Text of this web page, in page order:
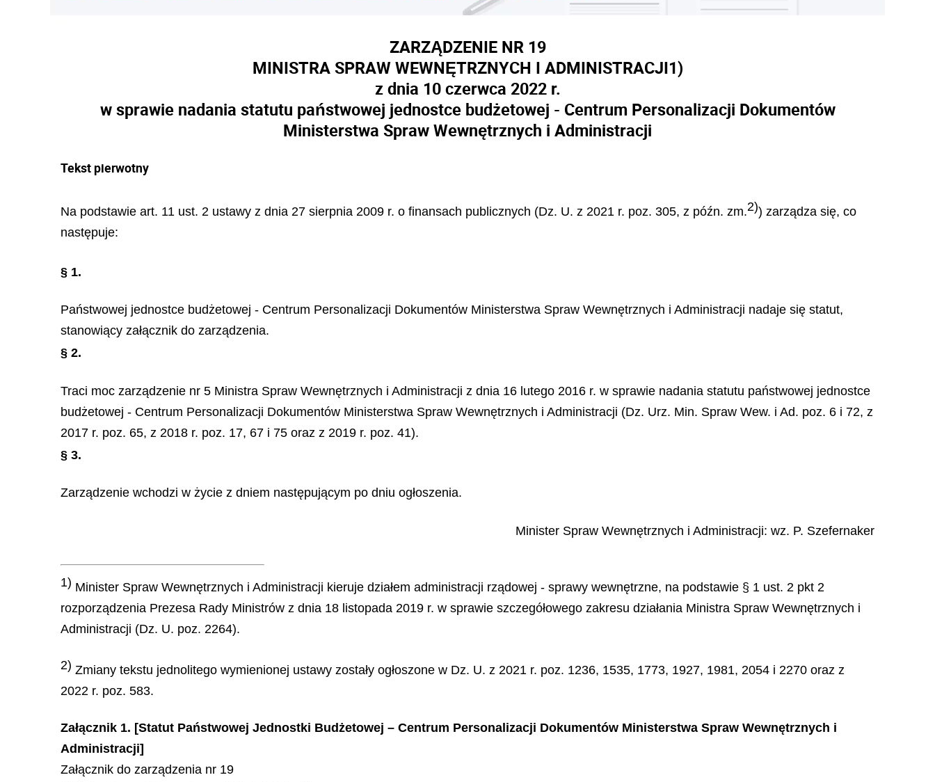
ZARZĄDZENIE NR 19
MINISTRA SPRAW WEWNĘTRZNYCH I ADMINISTRACJI1)
z dnia 10 czerwca 2022 r.
w sprawie nadania statutu państwowej jednostce budżetowej - Centrum Personalizacji Dokumentów
Ministerstwa Spraw Wewnętrznych i Administracji
Tekst pierwotny
Na podstawie art. 11 ust. 2 ustawy z dnia 27 sierpnia 2009 r. o finansach publicznych (Dz. U. z 2021 r. poz. 305, z późn. zm.2)) zarządza się, co
następuje:
§ 1.
Państwowej jednostce budżetowej - Centrum Personalizacji Dokumentów Ministerstwa Spraw Wewnętrznych i Administracji nadaje się statut,
stanowiący załącznik do zarządzenia.
§ 2.
Traci moc zarządzenie nr 5 Ministra Spraw Wewnętrznych i Administracji z dnia 16 lutego 2016 r. w sprawie nadania statutu państwowej jednostce
budżetowej - Centrum Personalizacji Dokumentów Ministerstwa Spraw Wewnętrznych i Administracji (Dz. Urz. Min. Spraw Wew. i Ad. poz. 6 i 72, z
2017 r. poz. 65, z 2018 r. poz. 17, 67 i 75 oraz z 2019 r. poz. 41).
§ 3.
Zarządzenie wchodzi w życie z dniem następującym po dniu ogłoszenia.
Minister Spraw Wewnętrznych i Administracji: wz. P. Szefernaker
1) Minister Spraw Wewnętrznych i Administracji kieruje działem administracji rządowej - sprawy wewnętrzne, na podstawie § 1 ust. 2 pkt 2
rozporządzenia Prezesa Rady Ministrów z dnia 18 listopada 2019 r. w sprawie szczegółowego zakresu działania Ministra Spraw Wewnętrznych i
Administracji (Dz. U. poz. 2264).
2) Zmiany tekstu jednolitego wymienionej ustawy zostały ogłoszone w Dz. U. z 2021 r. poz. 1236, 1535, 1773, 1927, 1981, 2054 i 2270 oraz z
2022 r. poz. 583.
Załącznik 1. [Statut Państwowej Jednostki Budżetowej – Centrum Personalizacji Dokumentów Ministerstwa Spraw Wewnętrznych i
Administracji]
Załącznik do zarządzenia nr 19